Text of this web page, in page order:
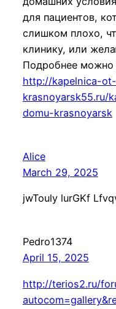
для пациентов,
слишком плохо,
клинику, или
Подробнее можно
http://kapelnica-
krasnoyarsk55.ru/
domu-krasnoyarsk
Alice
March 29, 2025
jwTouly lurGKf
Pedro1374
April 15, 2025
http://terios2.ru/